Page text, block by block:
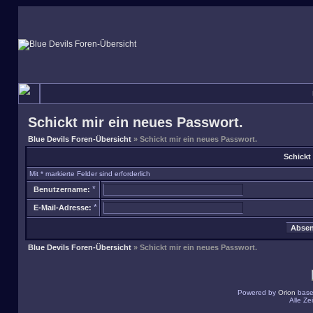
Schickt mir ein neues Passwort.
Blue Devils Foren-Übersicht » Schickt mir ein neues Passwort.
Schickt
Mit * markierte Felder sind erforderlich
Benutzername: *
E-Mail-Adresse: *
Blue Devils Foren-Übersicht » Schickt mir ein neues Passwort.
Powered by Orion
Alle